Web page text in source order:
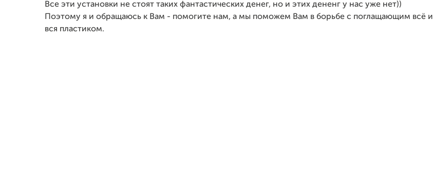
Все эти установки не стоят таких фантастических денег, но и этих дененг у нас уже нет))
Поэтому я и обращаюсь к Вам - помогите нам, а мы поможем Вам в борьбе с поглащающим всё и
вся пластиком.